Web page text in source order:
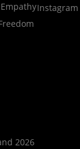
2026
Instagram